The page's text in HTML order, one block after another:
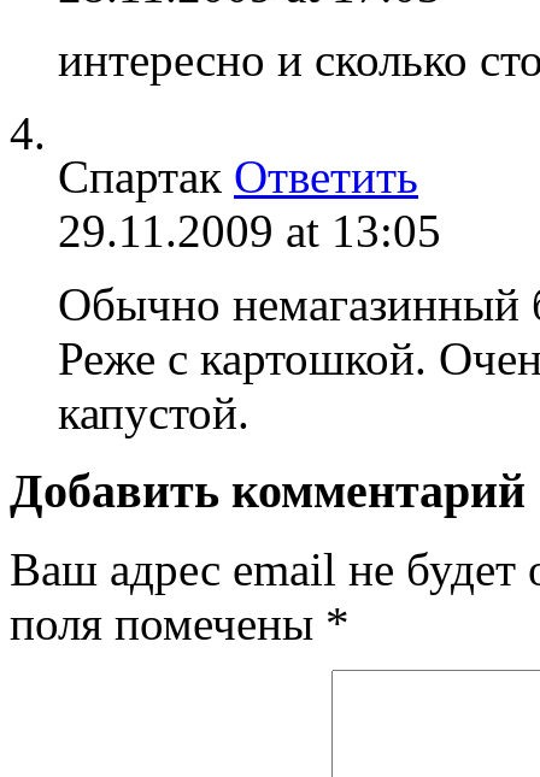
интересно и сколько
Спартак Ответить
29.11.2009 at 13:05
Обычно немагазинный
Реже с картошкой.
капустой.
Добавить комментарий
Ваш адрес email не будет
поля помечены *